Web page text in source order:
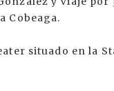
Cobeaga.
situado en la